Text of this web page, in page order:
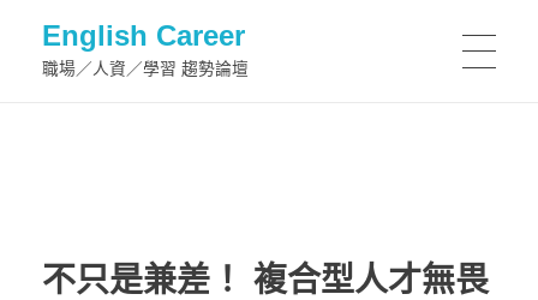
English Career
職場／人資／學習 趨勢論壇
不只是兼差！ 複合型人才無畏